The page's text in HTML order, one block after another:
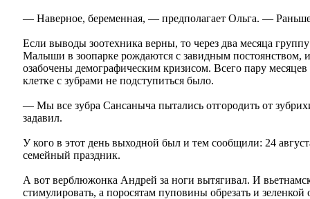
— Наверное, беременная, — предполагает Ольга. — Раньше
Если выводы зоотехника верны, то через два месяца
Малыши в зоопарке рождаются с завидным
озабочены демографическим кризисом. Всего пару месяцев
клетке с зубрами не подступиться было.
— Мы все зубра Сансаныча пытались отгородить от
задавил.
У кого в этот день выходной был и тем сообщили: 24
семейный праздник.
А вот верблюжонка Андрей за ноги вытягивал. И
стимулировать, а поросятам пуповины обрезать и зеленкой